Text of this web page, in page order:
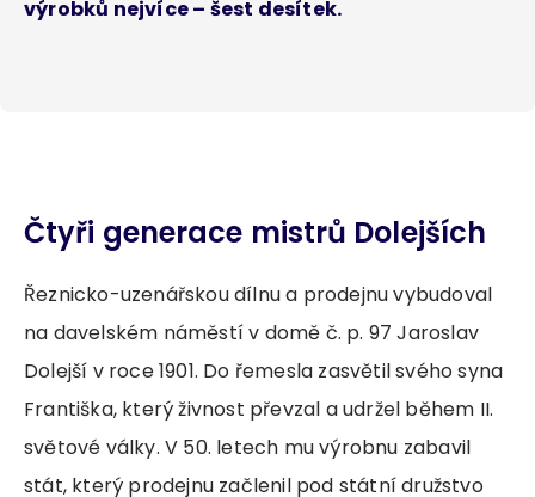
výrobků nejvíce – šest desítek.
Čtyři generace mistrů Dolejších
Řeznicko-uzenářskou dílnu a prodejnu vybudoval
na davelském náměstí v domě č. p. 97 Jaroslav
Dolejší v roce 1901. Do řemesla zasvětil svého syna
Františka, který živnost převzal a udržel během II.
světové války. V 50. letech mu výrobnu zabavil
stát, který prodejnu začlenil pod státní družstvo